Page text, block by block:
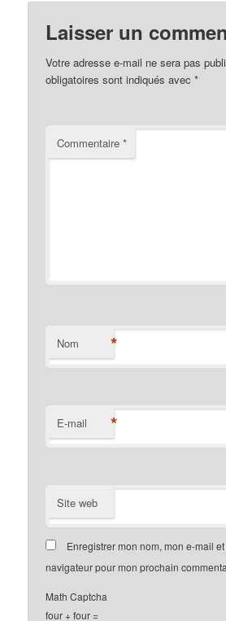
Laisser un
Votre adresse e-mail ne sera pas
obligatoires sont indiqués avec*
Commentaire*
Nom *
E-mail *
Site web
Enregistrer mon nom, mon e-mail
navigateur pour mon prochain
Math Captcha
four + four =